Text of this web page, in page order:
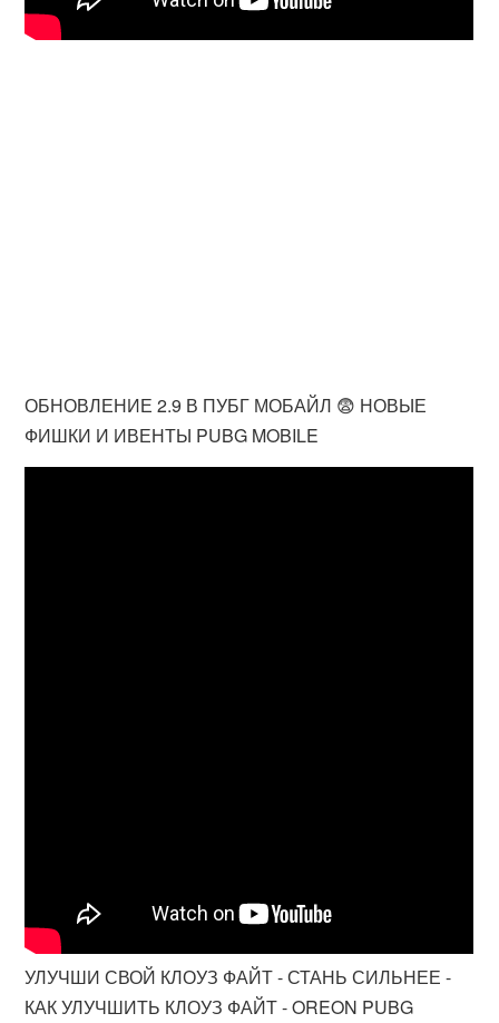
ОБНОВЛЕНИЕ 2.9 В ПУБГ МОБАЙЛ 😨 НОВЫЕ
ФИШКИ И ИВЕНТЫ PUBG MOBILE
УЛУЧШИ СВОЙ КЛОУЗ ФАЙТ - СТАНЬ СИЛЬНЕЕ -
КАК УЛУЧШИТЬ КЛОУЗ ФАЙТ - OREON PUBG